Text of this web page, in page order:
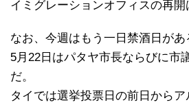
イミグレーションオフィスの再開
なお、今週はもう一日禁酒日があ
5月22日はパタヤ市長ならびに市
だ。
タイでは選挙投票日の前日から